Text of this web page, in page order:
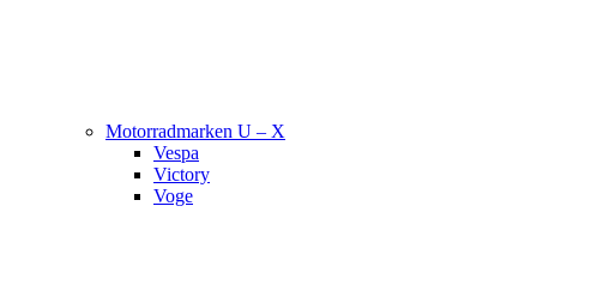
Motorradmarken U – X
Vespa
Victory
Voge